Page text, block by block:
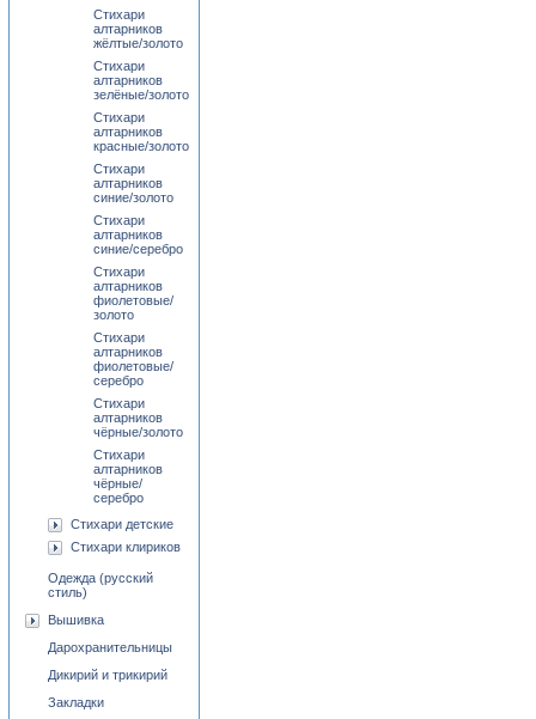
Стихари
алтарников
жёлтые/золото
Стихари
алтарников
зелёные/золото
Стихари
алтарников
красные/золото
Стихари
алтарников
синие/золото
Стихари
алтарников
синие/серебро
Стихари
алтарников
фиолетовые/
золото
Стихари
алтарников
фиолетовые/
серебро
Стихари
алтарников
чёрные/золото
Стихари
алтарников
чёрные/
серебро
Стихари детские
Стихари клириков
Одежда (русский
стиль)
Вышивка
Дарохранительницы
Дикирий и трикирий
Закладки